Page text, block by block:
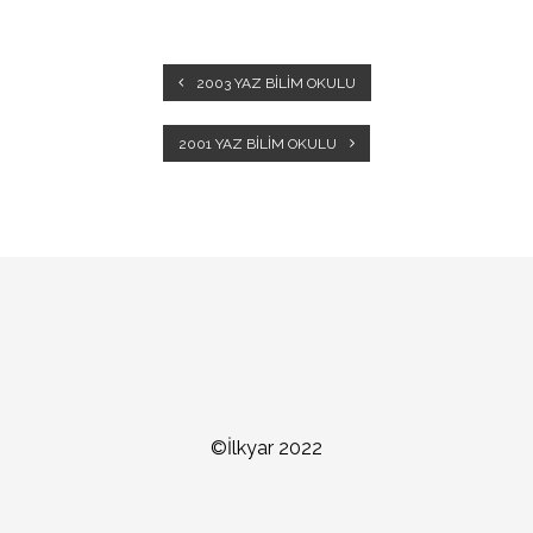
2003 YAZ BILIM OKULU
2001 YAZ BILIM OKULU
©İlkyar 2022